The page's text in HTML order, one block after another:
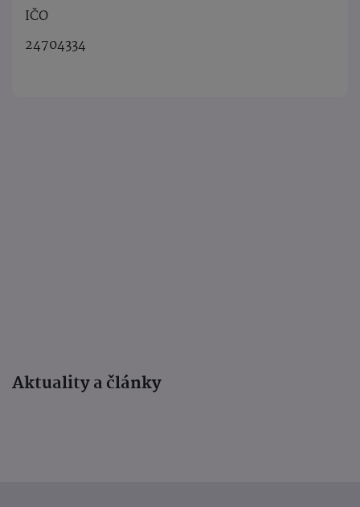
IČO
24704334
Aktuality a články